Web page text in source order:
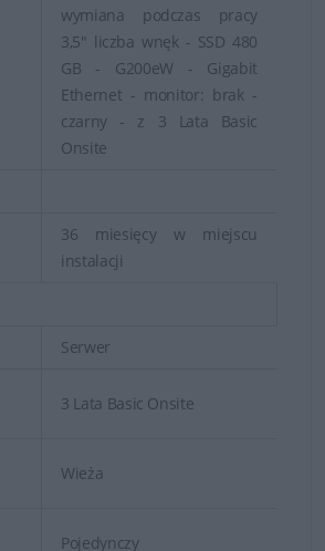
zwykle są wyposażone w większą
dyski twarde. Jest to doskonałe
są dostępne w szafach serwerowych i
dzięki zewnętrznym dyskom
wymiana podczas pracy
3,5" liczba wnęk - SSD 480
GB - G200eW - Gigabit
Ethernet - monitor: brak -
czarny - z 3 Lata Basic
Onsite
36 miesięcy w miejscu
instalacji
Serwer
3 Lata Basic Onsite
Wieża
Pojedynczy